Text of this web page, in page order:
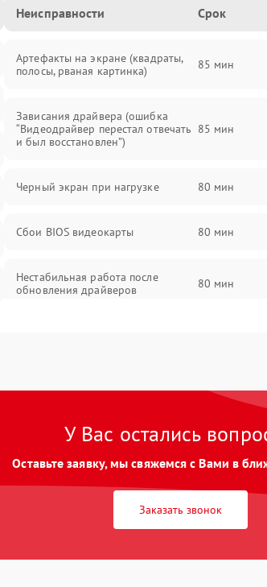
Неисправности Срок
Артефакты на экране (квадраты,
полосы, рваная картинка)
85 мин
Зависания драйвера (ошибка
“Видеодрайвер перестал отвечать
и был восстановлен”)
85 мин
Черный экран при нагрузке 80 мин
Сбои BIOS видеокарты 80 мин
Нестабильная работа после
обновления драйверов
80 мин
У Вас остались
Оставьте заявку, мы свяжемся с Вами в
Заказать звонок